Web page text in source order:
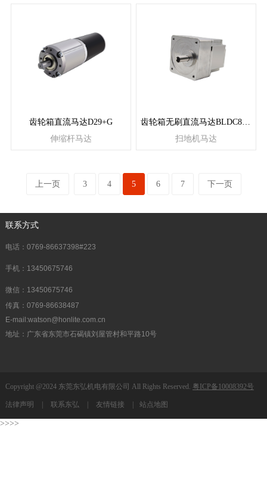
齿轮箱直流马达D29+G
伸缩杆马达
扫地机马达
上一页 3 4 5 6 7 下一页
联系方式
电话：0769-86637398#223
手机：13450675746
微信：13450675746
传真：0769-86638487
E-mail:watson@honlite.com.cn
地址：广东省东莞市石碣镇刘屋管村和平路10号
Copyright @2024 东莞东弘机电有限公司 All Rights Reserved. 粤ICP备10008392号
法律声明 | 联系东弘 | 友情链接 | 站点地图
>>>>